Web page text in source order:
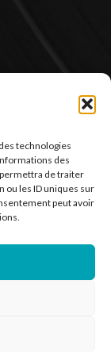
technologies
des
de traiter
ou les ID uniques sur
peut avoir